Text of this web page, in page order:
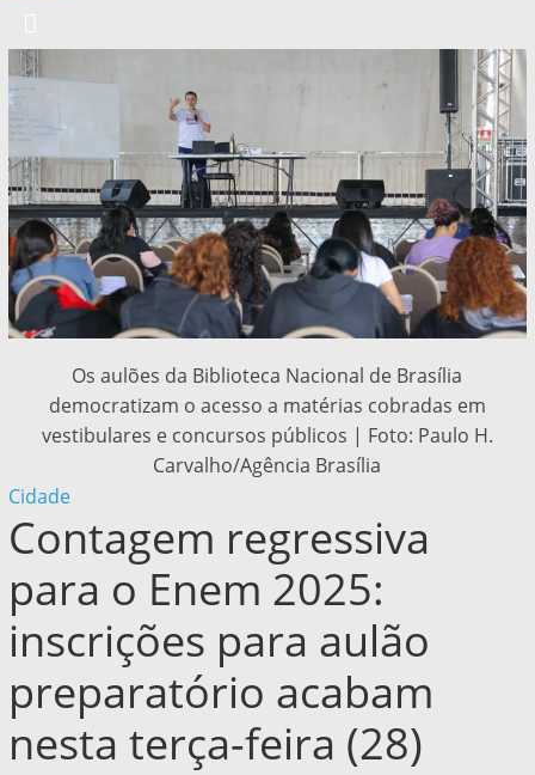
Os aulões da Biblioteca Nacional de Brasília
democratizam o acesso a matérias cobradas em
vestibulares e concursos públicos | Foto: Paulo H.
Carvalho/Agência Brasília
Cidade
Contagem regressiva
para o Enem 2025:
inscrições para aulão
preparatório acabam
nesta terça-feira (28)